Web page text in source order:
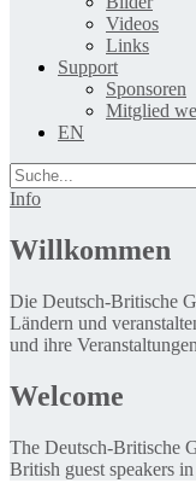
Videos
Links
Support
Sponsoren
Mitglied
EN
Suche
Info
Willkommen
Die Deutsch-Britische
Ländern und
und ihre
Welcome
The Deutsch-Britische
British guest speakers